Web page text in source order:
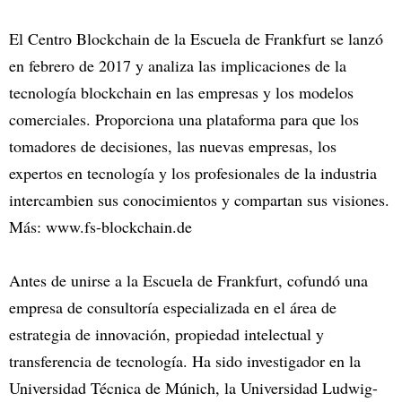
El Centro Blockchain de la Escuela de Frankfurt se lanzó
en febrero de 2017 y analiza las implicaciones de la
tecnología blockchain en las empresas y los modelos
comerciales. Proporciona una plataforma para que los
tomadores de decisiones, las nuevas empresas, los
expertos en tecnología y los profesionales de la industria
intercambien sus conocimientos y compartan sus visiones.
Más: www.fs-blockchain.de
Antes de unirse a la Escuela de Frankfurt, cofundó una
empresa de consultoría especializada en el área de
estrategia de innovación, propiedad intelectual y
transferencia de tecnología. Ha sido investigador en la
Universidad Técnica de Múnich, la Universidad Ludwig-